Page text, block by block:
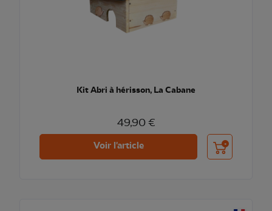
Kit Abri à hérisson, La Cabane
49,90 €
Voir l'article Ajouter au